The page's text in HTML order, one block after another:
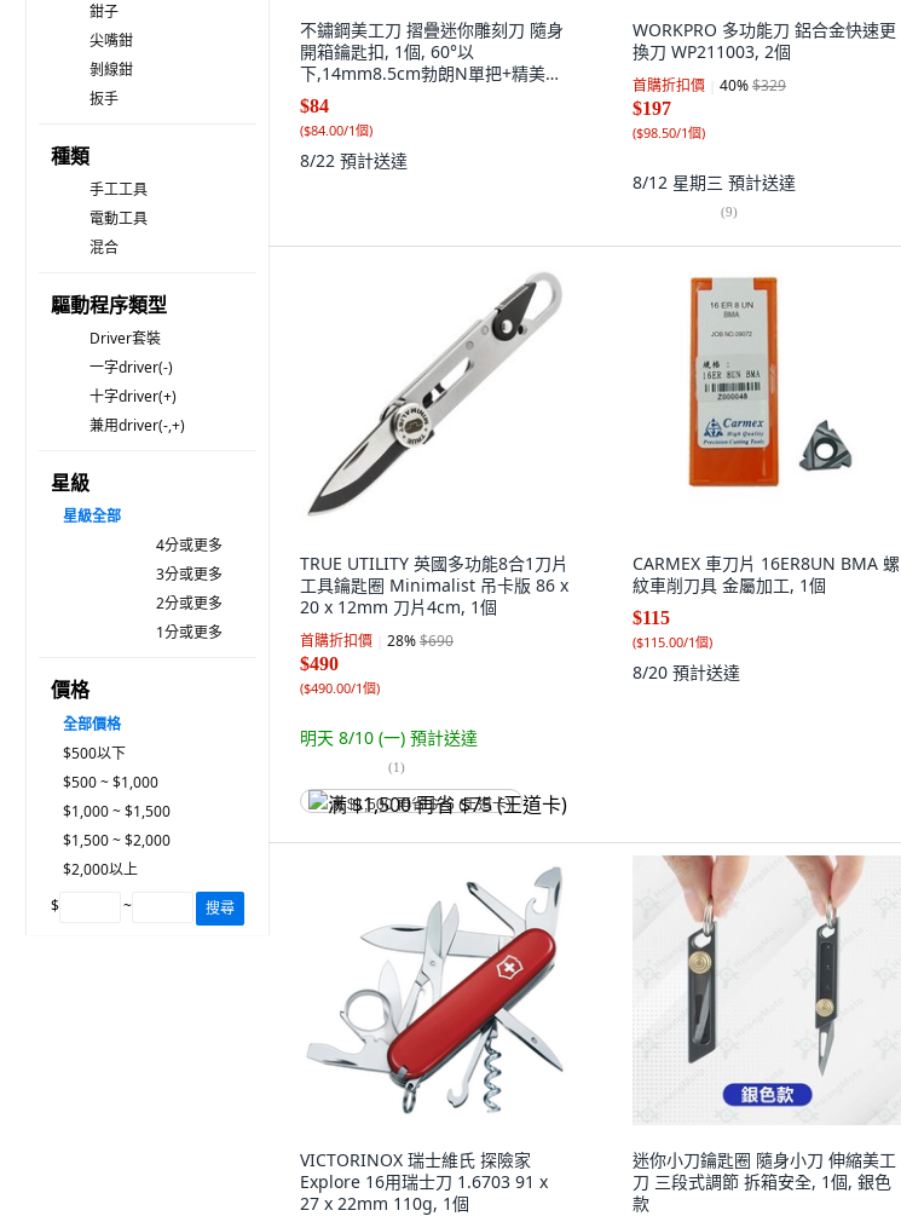
鉗子
尖嘴鉗
剝線鉗
扳手
種類
手工工具
電動工具
混合
驅動程序類型
Driver套裝
一字driver(-)
十字driver(+)
兼用driver(-,+)
星級
星級全部
4分或更多
3分或更多
2分或更多
1分或更多
價格
全部價格
$500以下
$500 ~ $1,000
$1,000 ~ $1,500
$1,500 ~ $2,000
$2,000以上
$
~ 搜尋
不鏽鋼美工刀 摺疊迷你雕刻刀 隨身
開箱鑰匙扣, 1個, 60°以
下,14mm8.5cm勃朗N單把+精美盒
裝.
$84
($84.00/1個)
8/22 預計送達
WORKPRO 多功能刀 鋁合金快速更
換刀 WP211003, 2個
首購折扣價 40%$329
$197
($98.50/1個)
8/12 星期三 預計送達
(9)
TRUE UTILITY 英國多功能8合1刀片
工具鑰匙圈 Minimalist 吊卡版 86 x
20 x 12mm 刀片4cm, 1個
首購折扣價 28%$690
$490
($490.00/1個)
明天 8/10 (一) 預計送達
(1)
满 $1,500 再省 $75 (王道卡)
CARMEX 車刀片 16ER8UN BMA 螺
紋車削刀具 金屬加工, 1個
$115
($115.00/1個)
8/20 預計送達
VICTORINOX 瑞士維氏 探險家
Explore 16用瑞士刀 1.6703 91 x
27 x 22mm 110g, 1個
迷你小刀鑰匙圈 隨身小刀 伸縮美工
刀 三段式調節 拆箱安全, 1個, 銀色
款